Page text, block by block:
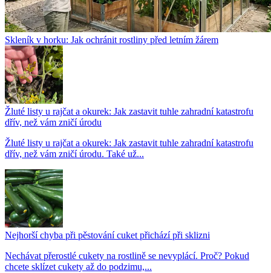
Skleník v horku: Jak ochránit rostliny před letním žárem
Žluté listy u rajčat a okurek: Jak zastavit tuhle zahradní katastrofu
dřív, než vám zničí úrodu
Žluté listy u rajčat a okurek: Jak zastavit tuhle zahradní katastrofu
dřív, než vám zničí úrodu. Také už...
Nejhorší chyba při pěstování cuket přichází při sklizni
Nechávat přerostlé cukety na rostlině se nevyplácí. Proč? Pokud
chcete sklízet cukety až do podzimu,...